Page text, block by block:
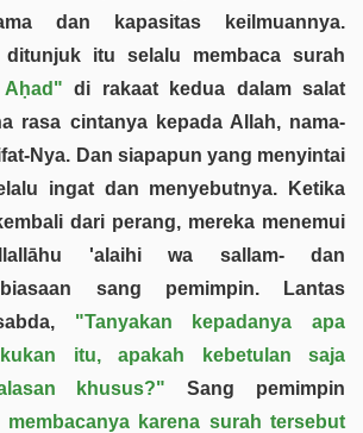
dan kapasitas keilmuannya.
ditunjuk itu selalu membaca surah
di rakaat kedua dalam salat
rasa cintanya kepada Allah, nama-
Nya. Dan siapapun yang menyintai
ingat dan menyebutnya. Ketika
dari perang, mereka menemui
'alaihi wa sallam- dan
sang pemimpin. Lantas
"Tanyakan kepadanya apa
itu, apakah kebetulan saja
khusus?" Sang pemimpin
karena surah tersebut